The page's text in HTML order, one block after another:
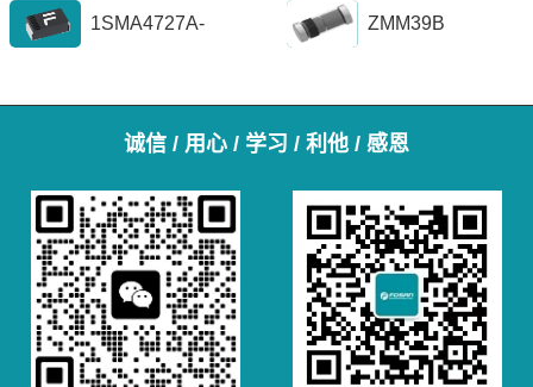
1SMA4727A-
ZMM39B
诚信 / 用心 / 学习 / 利他 / 感恩